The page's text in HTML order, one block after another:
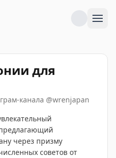
для
канала @wrenjapan
через призму
советов от